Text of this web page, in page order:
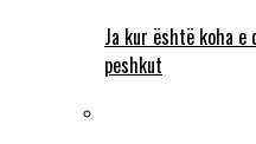
Ja kur është koha
peshkut